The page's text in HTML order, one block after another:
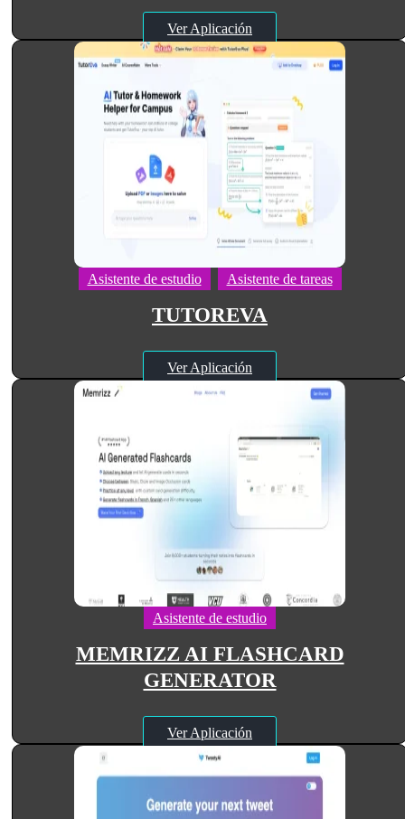
Ver Aplicación
Asistente de estudio Asistente de tareas
TUTOREVA
Ver Aplicación
Asistente de estudio
MEMRIZZ AI FLASHCARD
GENERATOR
Ver Aplicación